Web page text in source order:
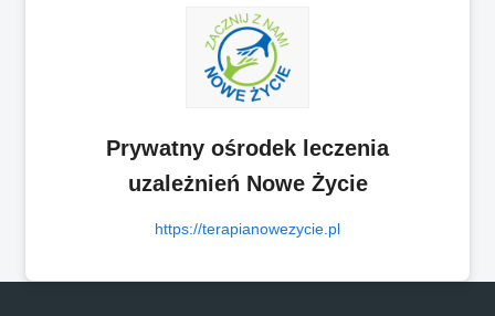
Prywatny ośrodek leczenia
uzależnień Nowe Życie
https://terapianowezycie.pl